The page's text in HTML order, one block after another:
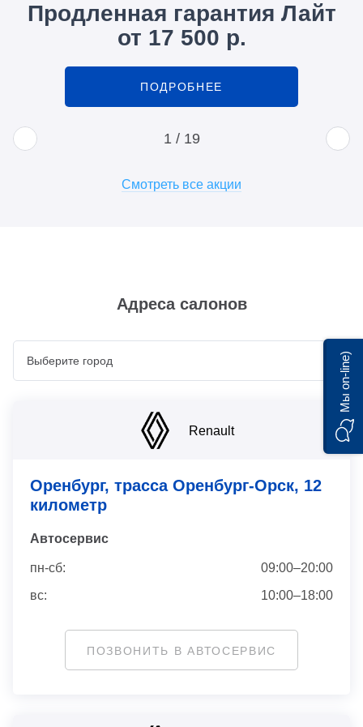
Продленная гарантия Лайт
от 17 500 р.
ПОДРОБНЕЕ
1 / 19
Смотреть все акции
Адреса салонов
Renault
Оренбург, трасса Оренбург-Орск, 12
километр
Автосервис
пн-сб:
09:00–20:00
вс:
10:00–18:00
ПОЗВОНИТЬ В АВТОСЕРВИС
Мы on-line)